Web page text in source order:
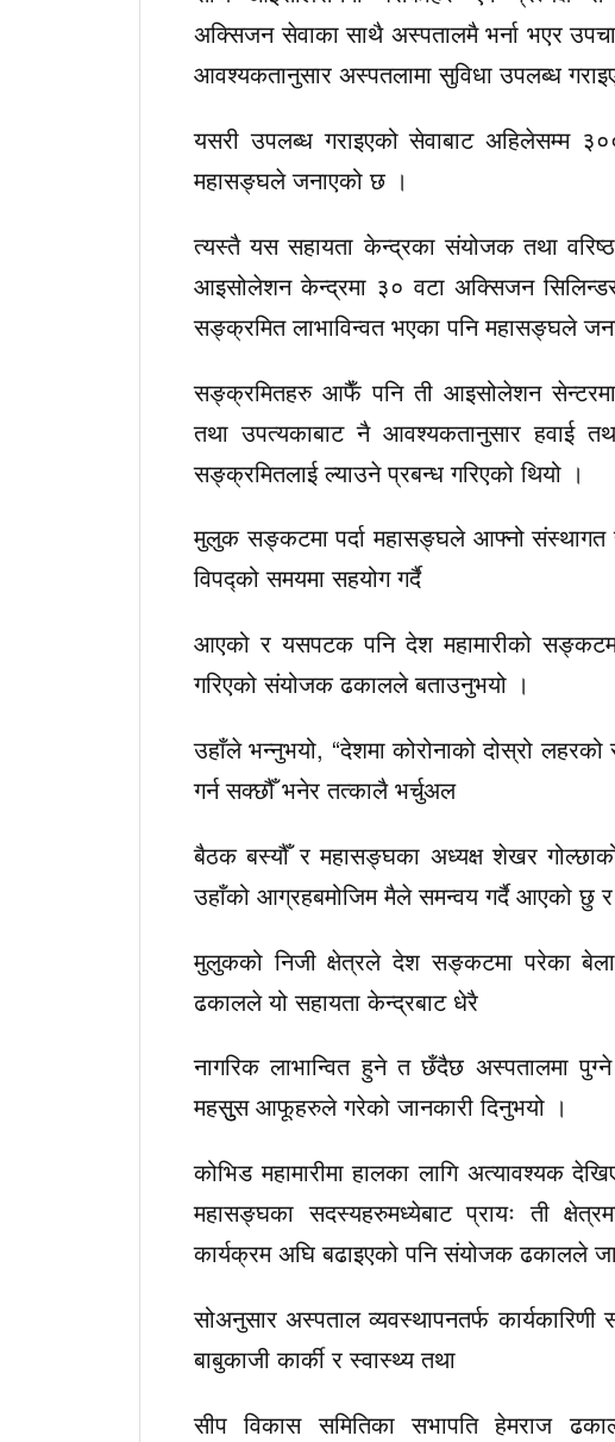
अक्सिजन सेवाका साथै अस्पतालमै भर्ना भएर
आवश्यकतानुसार अस्पतलामा सुविधा उपलब्ध
यसरी उपलब्ध गराइएको सेवाबाट अहिलेसम्म
महासङ्घले जनाएको छ ।
त्यस्तै यस सहायता केन्द्रका संयोजक तथा
आइसोलेशन केन्द्रमा ३० वटा अक्सिजन
सङ्क्रमित लाभाविन्वत भएका पनि महासङ्घले
सङ्क्रमितहरु आफैँ पनि ती आइसोलेशन
तथा उपत्यकाबाट नै आवश्यकतानुसार हवाई
सङ्क्रमितलाई ल्याउने प्रबन्ध गरिएको थियो ।
मुलुक सङ्कटमा पर्दा महासङ्घले आफ्नो संस्थागत
विपद्को समयमा सहयोग गर्दै
आएको र यसपटक पनि देश महामारीको
गरिएको संयोजक ढकालले बताउनुभयो ।
उहाँले भन्नुभयो, “देशमा कोरोनाको दोस्रो
गर्न सक्छौँ भनेर तत्कालै भर्चुअल
बैठक बस्यौँ र महासङ्घका अध्यक्ष शेखर
उहाँको आग्रहबमोजिम मैले समन्वय गर्दै आएको छु
मुलुकको निजी क्षेत्रले देश सङ्कटमा परेका बेला
ढकालले यो सहायता केन्द्रबाट धेरै
नागरिक लाभान्वित हुने त छँदैछ अस्पतालमा
महसुुस आफूहरुले गरेको जानकारी दिनुभयो ।
कोभिड महामारीमा हालका लागि अत्यावश्यक
महासङ्घका सदस्यहरुमध्येबाट प्रायः ती
कार्यक्रम अघि बढाइएको पनि संयोजक ढकालले
सोअनुसार अस्पताल व्यवस्थापनतर्फ
बाबुकाजी कार्की र स्वास्थ्य तथा
सीप विकास समितिका सभापति हेमराज